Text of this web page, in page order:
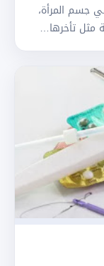
جسم المرأة،
مثل تأخرها…